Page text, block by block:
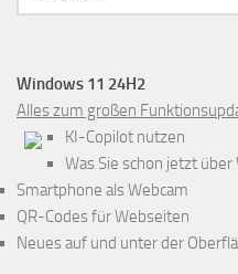
nach:
Windows 11 24H2
Alles zum großen
KI-Copilot nutzen
Was Sie schon jetzt
Smartphone als Webcam
QR-Codes für Webseiten
Neues auf und unter der